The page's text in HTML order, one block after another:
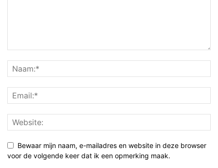
Bewaar mijn naam, e-mailadres en website in deze browser
voor de volgende keer dat ik een opmerking maak.